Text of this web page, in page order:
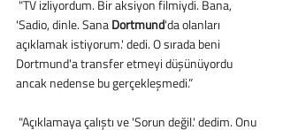
'Sadio, dinle. Sana Dortmund'da olanları
açıklamak istiyorum.' dedi. O sırada beni
Dortmund'a transfer etmeyi düşünüyordu
ancak nedense bu gerçekleşmedi.”